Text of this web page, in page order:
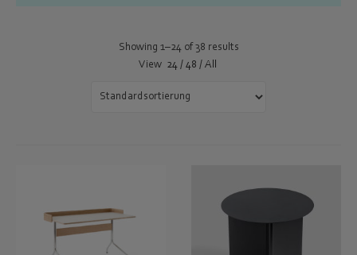
Showing 1–24 of 38 results
View 24 / 48 / All